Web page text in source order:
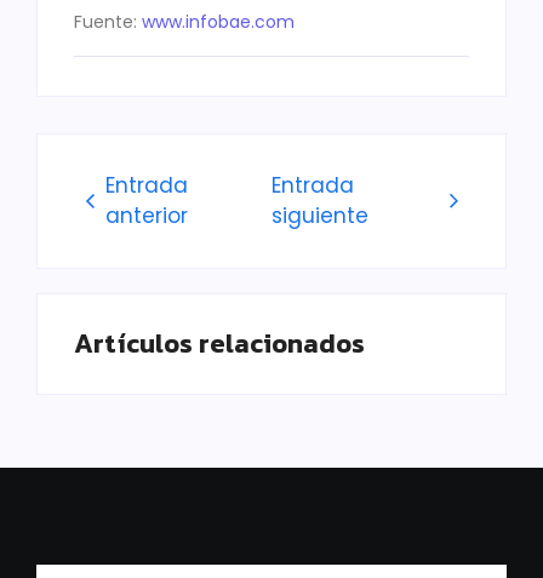
Fuente: www.infobae.com
Entrada
anterior
Entrada
siguiente
Artículos relacionados